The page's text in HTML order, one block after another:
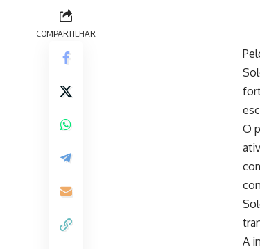
COMPARTILHAR
O
A